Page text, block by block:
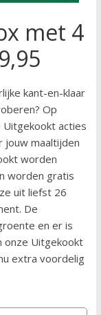
met 4
kant-en-klaar
Op
acties
jouw maaltijden
worden
worden gratis
uit liefst 26
De
en er is
onze Uitgekookt
extra voordelig